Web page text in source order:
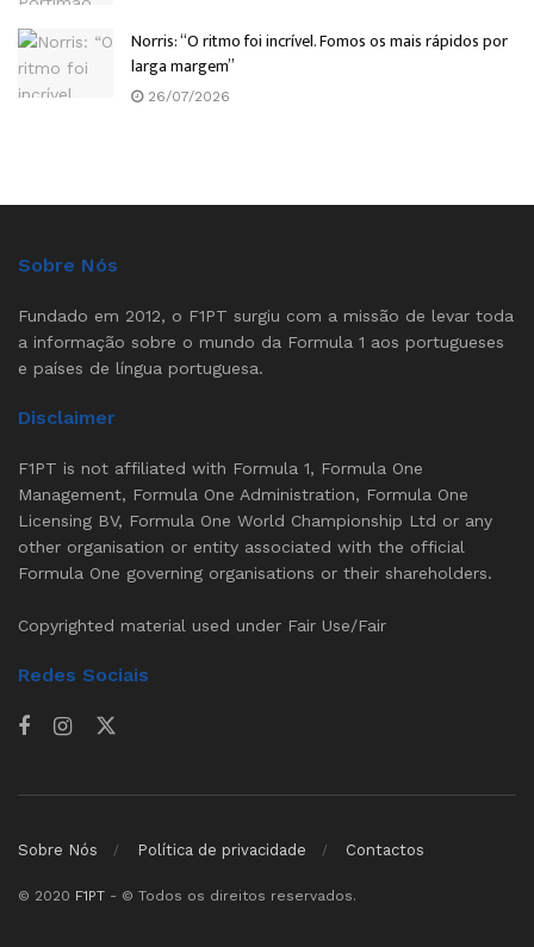
Norris: “O ritmo foi incrível. Fomos os mais rápidos por
larga margem”
26/07/2026
Sobre Nós
Fundado em 2012, o F1PT surgiu com a missão de levar toda
a informação sobre o mundo da Formula 1 aos portugueses
e países de língua portuguesa.
Disclaimer
F1PT is not affiliated with Formula 1, Formula One
Management, Formula One Administration, Formula One
Licensing BV, Formula One World Championship Ltd or any
other organisation or entity associated with the official
Formula One governing organisations or their shareholders.
Copyrighted material used under Fair Use/Fair
Redes Sociais
Sobre Nós Política de privacidade Contactos
© 2020 F1PT - © Todos os direitos reservados.